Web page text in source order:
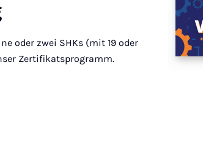
oder zwei SHKs (mit 19 oder
Zertifikatsprogramm.